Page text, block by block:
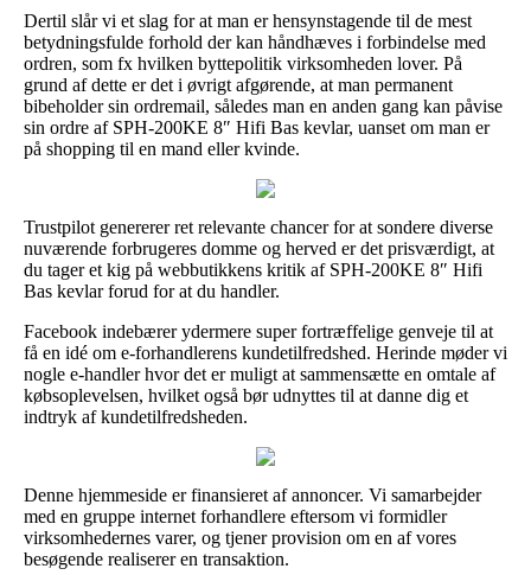
Dertil slår vi et slag for at man er hensynstagende til de mest
betydningsfulde forhold der kan håndhæves i forbindelse med
ordren, som fx hvilken byttepolitik virksomheden lover. På
grund af dette er det i øvrigt afgørende, at man permanent
bibeholder sin ordremail, således man en anden gang kan påvise
sin ordre af SPH-200KE 8″ Hifi Bas kevlar, uanset om man er
på shopping til en mand eller kvinde.
Trustpilot genererer ret relevante chancer for at sondere diverse
nuværende forbrugeres domme og herved er det prisværdigt, at
du tager et kig på webbutikkens kritik af SPH-200KE 8″ Hifi
Bas kevlar forud for at du handler.
Facebook indebærer ydermere super fortræffelige genveje til at
få en idé om e-forhandlerens kundetilfredshed. Herinde møder vi
nogle e-handler hvor det er muligt at sammensætte en omtale af
købsoplevelsen, hvilket også bør udnyttes til at danne dig et
indtryk af kundetilfredsheden.
Denne hjemmeside er finansieret af annoncer. Vi samarbejder
med en gruppe internet forhandlere eftersom vi formidler
virksomhedernes varer, og tjener provision om en af vores
besøgende realiserer en transaktion.